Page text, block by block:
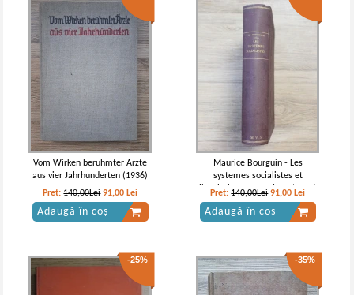
Vom Wirken beruhmter Arzte
aus vier Jahrhunderten (1936)
Pret:140,00Lei 91,00 Lei
Adaugă în coș
Maurice Bourguin - Les
systemes socialistes et
l'evolution economique (1907)
Pret:140,00Lei 91,00 Lei
Adaugă în coș
-25% -35%